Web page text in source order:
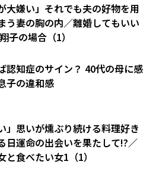
大嫌い」それでも夫の好物を用
う妻の胸の内／離婚してもいい
子の場合（1）
認知症のサイン？ 40代の母に感
子の違和感
」思いが燻ぶり続ける料理好き
日運命の出会いを果たして!?／
と食べたい女1（1）